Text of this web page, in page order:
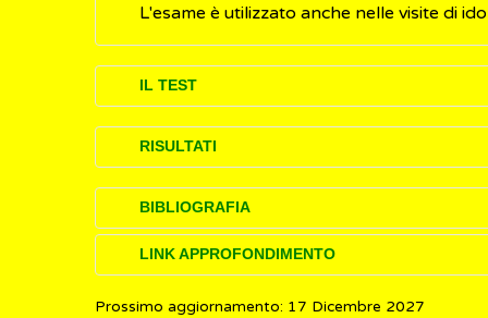
L'esame è utilizzato anche nelle visite di
IL TEST
Si consiglia di chiedere al proprio medico
Nei giorni precedenti il suo svolgimento,
fumare, non fare sforzi, non mangiare
Si ricorda di portare al momento
RISULTATI
Il medico confronta le informazioni
recupero, con valori di riferimento per
agonistica o per un controllo periodico, e
BIBLIOGRAFIA
Colecchia D. Linee guida al test ergometrico
LINK APPROFONDIMENTO
Poliambulatori San Raffaele.Test
Prossimo aggiornamento: 17 Dicembre 2027